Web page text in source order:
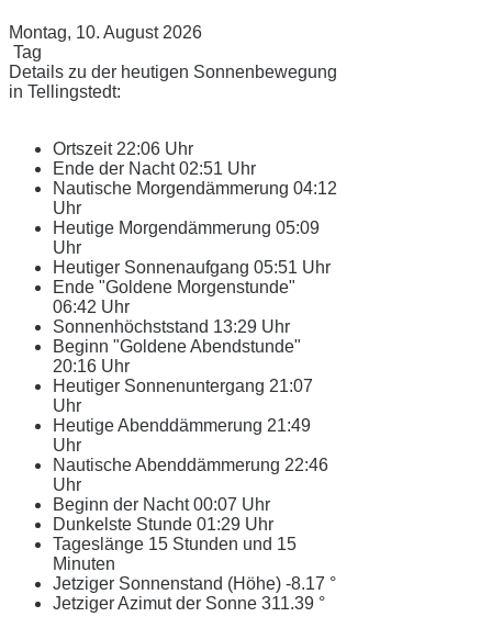
Montag, 10. August 2026
Tag
Details zu der heutigen Sonnenbewegung
in Tellingstedt:
Ortszeit 22:06 Uhr
Ende der Nacht02:51 Uhr
Nautische Morgendämmerung 04:12
Uhr
Heutige Morgendämmerung 05:09
Uhr
Heutiger Sonnenaufgang 05:51 Uhr
Ende "Goldene Morgenstunde"
06:42 Uhr
Sonnenhöchststand 13:29 Uhr
Beginn "Goldene Abendstunde"
20:16 Uhr
Heutiger Sonnenuntergang 21:07
Uhr
Heutige Abenddämmerung 21:49
Uhr
Nautische Abenddämmerung 22:46
Uhr
Beginn der Nacht00:07 Uhr
Dunkelste Stunde 01:29 Uhr
Tageslänge 15 Stunden und 15
Minuten
Jetziger Sonnenstand (Höhe) -8.17 °
Jetziger Azimut der Sonne 311.39 °